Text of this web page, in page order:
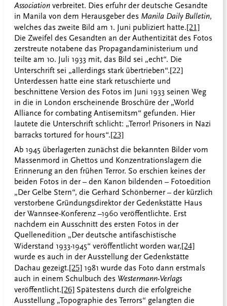
Association verbreitet. Dies erfuhr der deutsche Gesandte
in Manila von dem Herausgeber des Manila Daily Bulletin,
welches das zweite Bild am 1. Juni publiziert hatte.[21]
Die Zweifel des Gesandten an derAuthentizität des Fotos
zerstreute notabene das Propagandaministerium und
teilte am 10. Juli 1933 mit, das Bild sei „echt“. Die
Unterschrift sei „allerdings stark übertrieben“.[22]
Unterdessen hatte eine stark retuschierte und
beschnittene Version des Fotos im Juni 1933 seinen Weg
in die in London erscheinende Broschüre der „World
Alliance for combating Antisemitsm“ gefunden. Hier
lautete die Unterschrift schlicht: „Terror! Prisoners in Nazi
barracks tortured for hours“.[23]
Ab 1945 überlagerten zunächst die bekannten Bilder vom
Massenmord in Ghettos und Konzentrationslagern die
Erinnerung an den frühen Terror. So erschien keines der
beiden Fotos in der – den Kanon bildenden – Fotoedition
„Der Gelbe Stern“, die Gerhard Schönberner – der kürzlich
verstorbene Gründungsdirektor der Gedenkstätte Haus
der Wannsee-Konferenz –1960 veröffentlichte. Erst
nachdem ein Ausschnitt des ersten Fotos in der
Quellenedition „Der deutsche antifaschistische
Widerstand 1933-1945“ veröffentlicht worden war,[24]
wurde es auch in der Ausstellung der Gedenkstätte
Dachau gezeigt.[25] 1981 wurde das Foto dann erstmals
auch in einem Schulbuch des Westermann-Verlags
veröffentlicht.[26] Spätestens durch die erfolgreiche
Ausstellung „Topographie des Terrors“ gelangten die